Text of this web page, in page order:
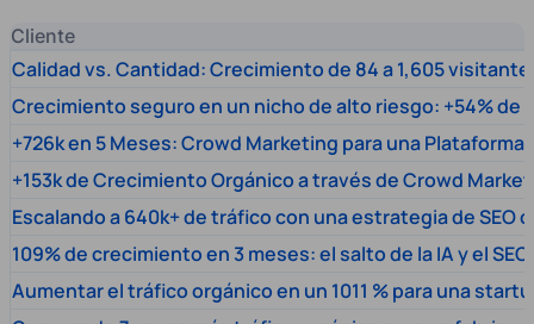
Cliente
Calidad vs. Cantidad: Crecimiento de 84 a 1,605
Crecimiento seguro en un nicho de alto riesgo: +54% de
+726k en 5 Meses: Crowd Marketing para una
+153k de Crecimiento Orgánico a través de Crowd
Escalando a 640k+ de tráfico con una estrategia de SEO
109% de crecimiento en 3 meses: el salto de la IA y el SEO
Aumentar el tráfico orgánico en un 1011 % para una